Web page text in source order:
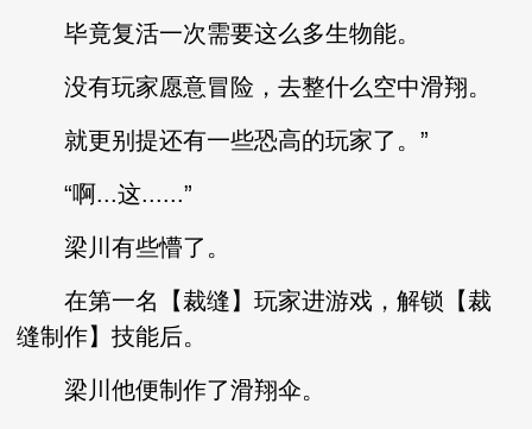
毕竟复活一次需要这么多生物能。
没有玩家愿意冒险，去整什么空中滑翔。
就更别提还有一些恐高的玩家了。”
“啊...这......”
梁川有些懵了。
在第一名【裁缝】玩家进游戏，解锁【裁
缝制作】技能后。
梁川他便制作了滑翔伞。